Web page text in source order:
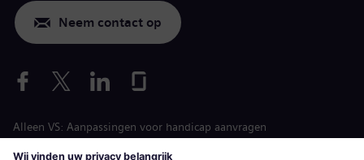
Neem contact op
Alleen VS: Aanpassingen voor handicap aanvragen